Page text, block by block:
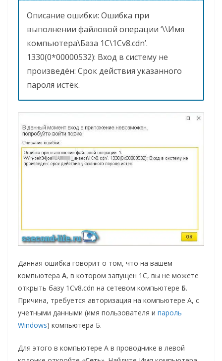
Описание ошибки: Ошибка при
выполнении файловой операции ‘\\Имя
компьютера\База 1С\1Cv8.cdn’.
1330(0*00000532): Вход в систему не
произведён: Срок действия указанного
пароля истёк.
Данная ошибка говорит о том, что на вашем
компьютера А, в котором запущен 1С, вы не можете
открыть базу 1Cv8.cdn на сетевом компьютере Б.
Причина, требуется авторизация на компьютере А, с
учетными данными (имя пользователя и пароль
Windows) компьютера Б.
Для этого в компьютере А в проводнике в левой